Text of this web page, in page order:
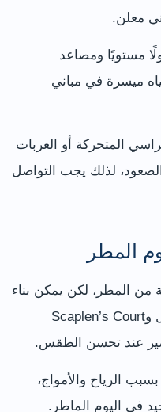
معلن.
مستويًا ومصاعد
ميسرة في مباني
المتحركة أو العربات
لذلك يجب التواصل
المطر
من المطر، لكن يمكن بناء
برنامج داخلي جيد يبدأ بمتحف بول وScaplen’s Court
عند تحسن الطقس.
الرياح والأمواج،
في اليوم الماطر.